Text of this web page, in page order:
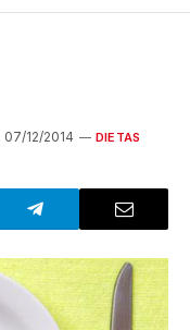
07/12/2014 DIETAS